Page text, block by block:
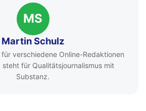
MS
Martin Schulz
verschiedene Online-Redaktionen
für Qualitätsjournalismus mit
Substanz.